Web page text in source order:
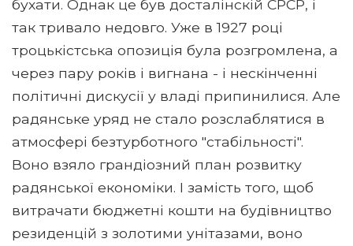
бухати. Однак це був досталінскій СРСР, і
так тривало недовго. Уже в 1927 році
троцькістська опозиція була розгромлена, а
через пару років і вигнана - і нескінченні
політичні дискусії у владі припинилися. Але
радянське уряд не стало розслаблятися в
атмосфері безтурботного "стабільності".
Воно взяло грандіозний план розвитку
радянської економіки. І замість того, щоб
витрачати бюджетні кошти на будівництво
резиденцій з золотими унітазами, воно